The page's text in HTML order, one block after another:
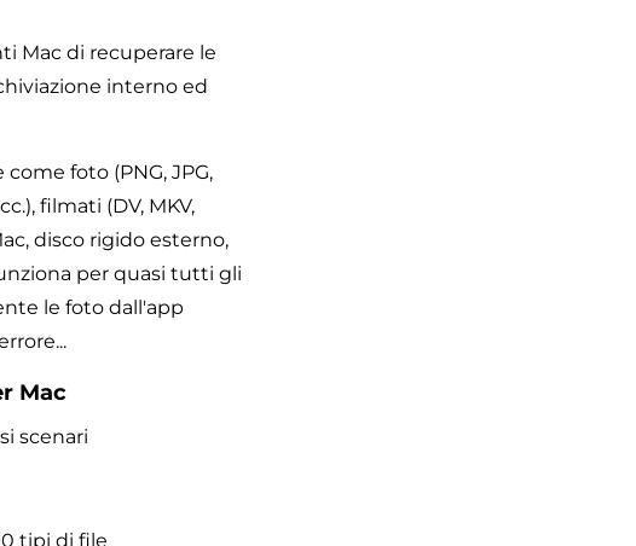
Mac di recuperare le
interno ed
foto (PNG, JPG,
filmati (DV, MKV,
disco rigido esterno,
per quasi tutti gli
le foto dall'app
Mac
scenari
tipi di file